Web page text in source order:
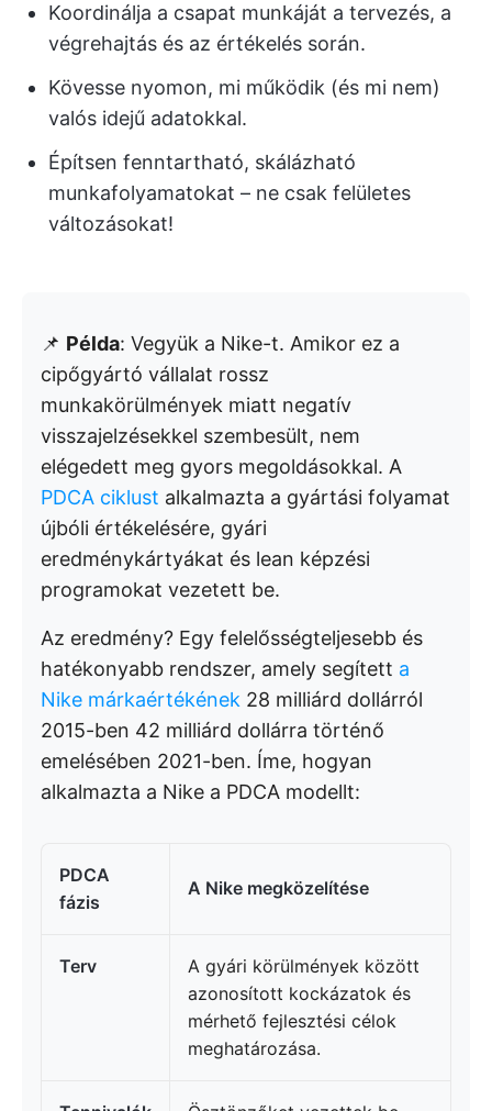
Koordinálja a csapat munkáját a tervezés, a
végrehajtás és az értékelés során.
Kövesse nyomon, mi működik (és mi nem)
valós idejű adatokkal.
Építsen fenntartható, skálázható
munkafolyamatokat – ne csak felületes
változásokat!
📌 Példa: Vegyük a Nike-t. Amikor ez a
cipőgyártó vállalat rossz
munkakörülmények miatt negatív
visszajelzésekkel szembesült, nem
elégedett meg gyors megoldásokkal. A
PDCA ciklust alkalmazta a gyártási folyamat
újbóli értékelésére, gyári
eredménykártyákat és lean képzési
programokat vezetett be.
Az eredmény? Egy felelősségteljesebb és
hatékonyabb rendszer, amely segített a
Nike márkaértékének 28 milliárd dollárról
2015-ben 42 milliárd dollárra történő
emelésében 2021-ben. Íme, hogyan
alkalmazta a Nike a PDCA modellt:
PDCA
fázis
A Nike megközelítése
Terv
A gyári körülmények között
azonosított kockázatok és
mérhető fejlesztési célok
meghatározása.